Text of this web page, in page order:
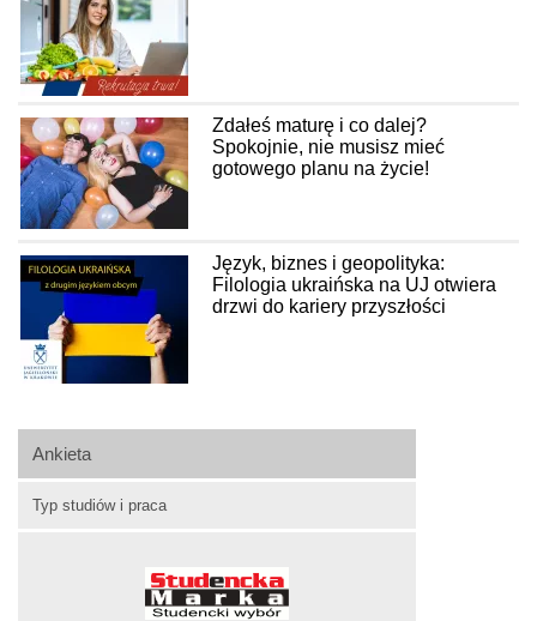
Ankieta
Typ studiów i praca
Zdałeś maturę i co dalej?
Spokojnie, nie musisz mieć
gotowego planu na życie!
Język, biznes i geopolityka:
Filologia ukraińska na UJ otwiera
drzwi do kariery przyszłości